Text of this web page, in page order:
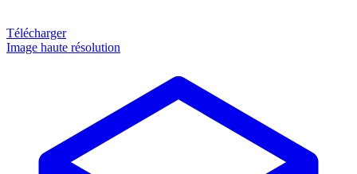
Télécharger
Image haute résolution